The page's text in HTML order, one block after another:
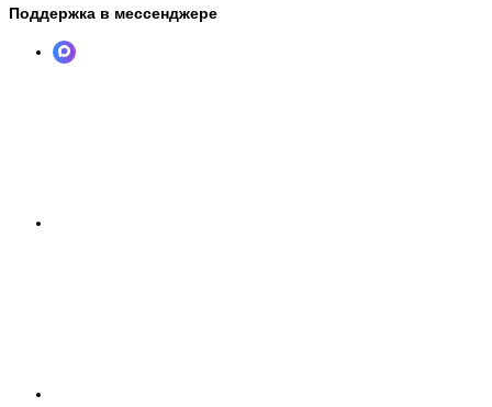
Поддержка в мессенджере